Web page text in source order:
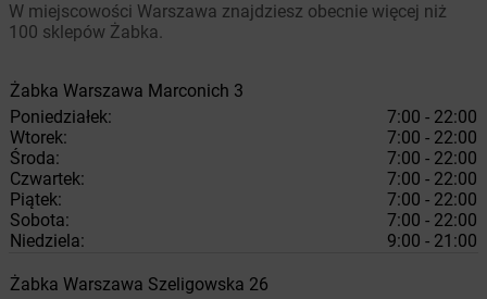
W miejscowości Warszawa znajdziesz obecnie więcej niż
100 sklepów Żabka.
Żabka Warszawa Marconich 3
Poniedziałek:
7:00 - 22:00
Wtorek:
7:00 - 22:00
Środa:
7:00 - 22:00
Czwartek:
7:00 - 22:00
Piątek:
7:00 - 22:00
Sobota:
7:00 - 22:00
Niedziela:
9:00 - 21:00
Żabka Warszawa Szeligowska 26